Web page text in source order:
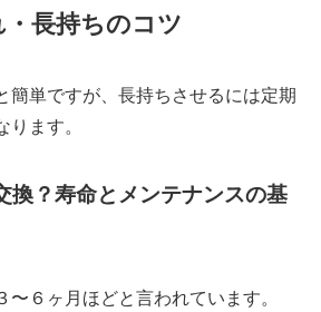
長持ちのコツ
簡単ですが、長持ちさせるには定期
ります。
換？寿命とメンテナンスの基
〜６ヶ月ほどと言われています。